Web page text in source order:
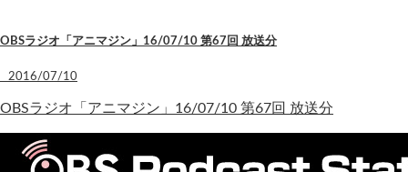
OBSラジオ「アニマジン」16/07/10 第67回 放送分
2016/07/10
OBSラジオ「アニマジン」16/07/10 第67回 放送分